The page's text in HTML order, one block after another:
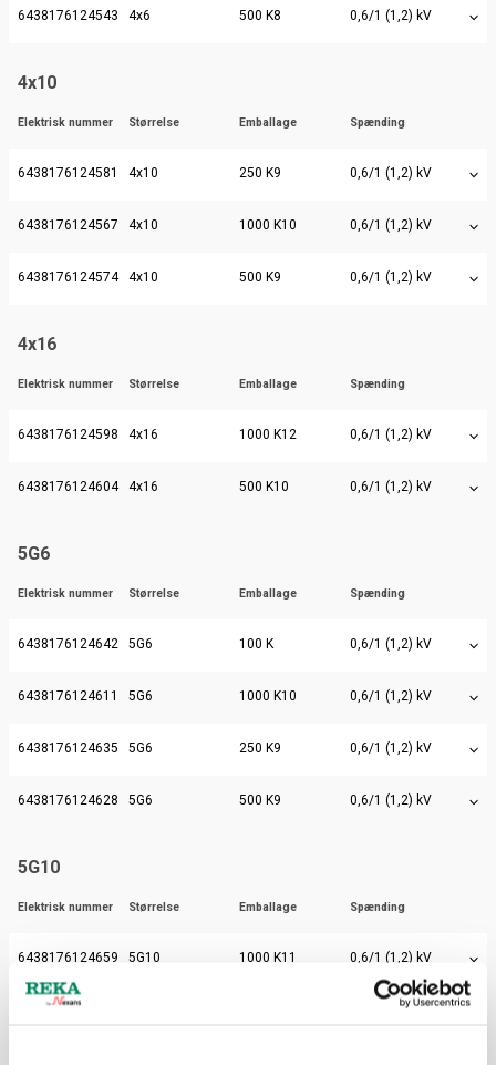
6438176124543 4x6 500 K8 0,6/1 (1,2) kV
4x10
Elektrisk nummer Størrelse Emballage Spænding
6438176124581 4x10 250 K9 0,6/1 (1,2) kV
6438176124567 4x10 1000 K10 0,6/1 (1,2) kV
6438176124574 4x10 500 K9 0,6/1 (1,2) kV
4x16
Elektrisk nummer Størrelse Emballage Spænding
6438176124598 4x16 1000 K12 0,6/1 (1,2) kV
6438176124604 4x16 500 K10 0,6/1 (1,2) kV
5G6
Elektrisk nummer Størrelse Emballage Spænding
6438176124642 5G6 100 K 0,6/1 (1,2) kV
6438176124611 5G6 1000 K10 0,6/1 (1,2) kV
6438176124635 5G6 250 K9 0,6/1 (1,2) kV
6438176124628 5G6 500 K9 0,6/1 (1,2) kV
5G10
Elektrisk nummer Størrelse Emballage Spænding
6438176124659 5G10 1000 K11 0,6/1 (1,2) kV
6438176124666 0,6/1 (1,2) kV